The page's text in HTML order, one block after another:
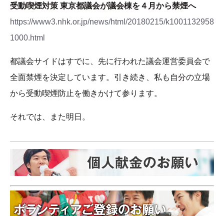
受動喫煙対策 東京都議会が議会棟を４月から禁煙へ
https://www3.nhk.or.jp/news/html/20180215/k1001132958
1000.html
都議会サイドはすでに、先に行われた議会運営委員会で
全面禁煙を決定しています。引き続き、私も自分の立場
から受動喫煙防止を働きかけて参ります。
それでは、また明日。